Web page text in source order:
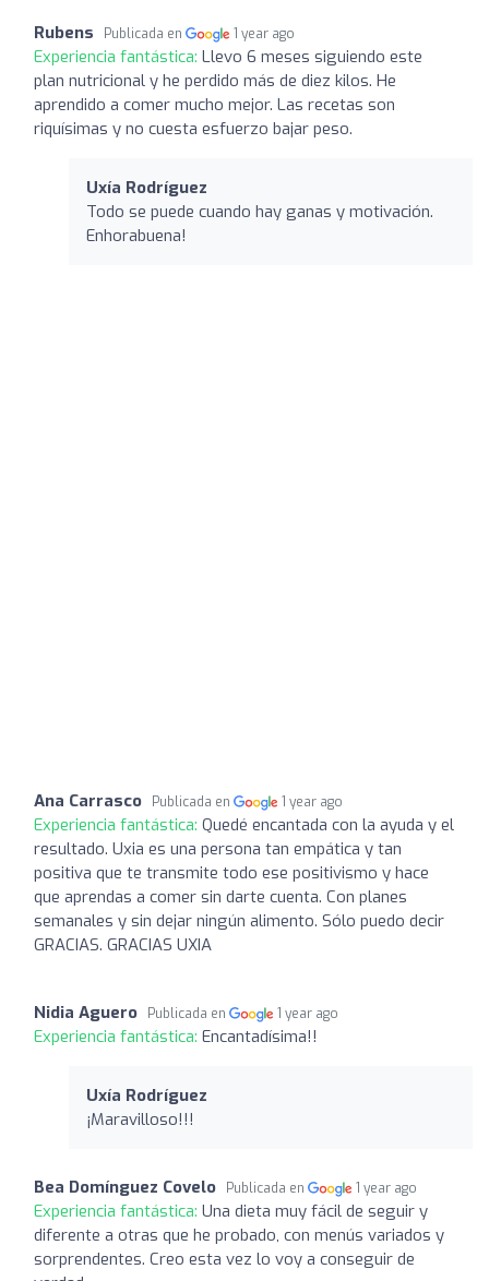
Rubens Publicada en 1 year ago
Experiencia fantástica: Llevo 6 meses siguiendo este
plan nutricional y he perdido más de diez kilos. He
aprendido a comer mucho mejor. Las recetas son
riquísimas y no cuesta esfuerzo bajar peso.
Uxía Rodríguez
Todo se puede cuando hay ganas y motivación.
Enhorabuena!
Ana Carrasco Publicada en 1 year ago
Experiencia fantástica: Quedé encantada con la ayuda y el
resultado. Uxia es una persona tan empática y tan
positiva que te transmite todo ese positivismo y hace
que aprendas a comer sin darte cuenta. Con planes
semanales y sin dejar ningún alimento. Sólo puedo decir
GRACIAS. GRACIAS UXIA
Nidia Aguero Publicada en 1 year ago
Experiencia fantástica: Encantadísima!!
Uxía Rodríguez
¡Maravilloso!!!
Bea Domínguez Covelo Publicada en 1 year ago
Experiencia fantástica: Una dieta muy fácil de seguir y
diferente a otras que he probado, con menús variados y
sorprendentes. Creo esta vez lo voy a conseguir de